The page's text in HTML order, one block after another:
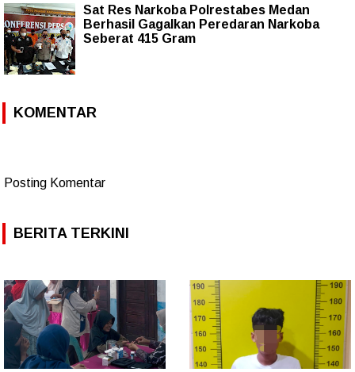
Sat Res Narkoba Polrestabes Medan
Berhasil Gagalkan Peredaran Narkoba
Seberat 415 Gram
KOMENTAR
Posting Komentar
BERITA TERKINI